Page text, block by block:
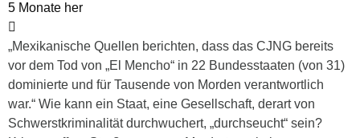
5 Monate her
„Mexikanische Quellen berichten, dass das CJNG bereits
vor dem Tod von „El Mencho“ in 22 Bundesstaaten (von 31)
dominierte und für Tausende von Morden verantwortlich
war.“ Wie kann ein Staat, eine Gesellschaft, derart von
Schwerstkriminalität durchwuchert, „durchseucht“ sein?